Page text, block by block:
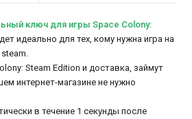
ключ для игры Space Colony:
идеально для тех, кому нужна игра на
Steam Edition и доставка, займут
интернет-магазине не нужно
в течение 1 секунды после